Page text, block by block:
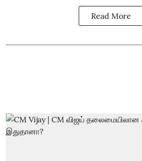
Read More